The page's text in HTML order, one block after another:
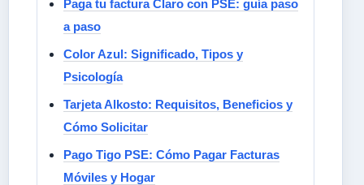
Paga tu factura Claro con PSE: guía paso
a paso
Color Azul: Significado, Tipos y
Psicología
Tarjeta Alkosto: Requisitos, Beneficios y
Cómo Solicitar
Pago Tigo PSE: Cómo Pagar Facturas
Móviles y Hogar